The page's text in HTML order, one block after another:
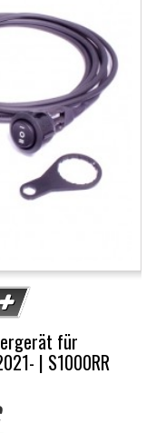
für
| S1000RR